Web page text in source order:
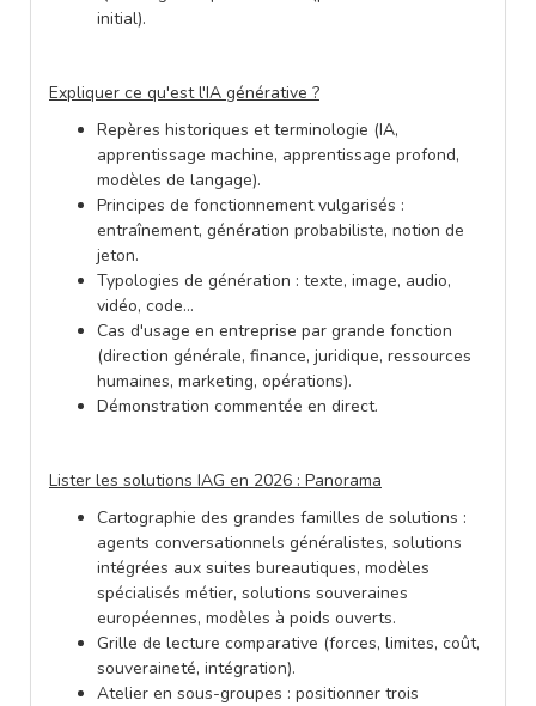
initial).
Expliquer ce qu'est l'IA générative ?
Repères historiques et terminologie (IA,
apprentissage machine, apprentissage profond,
modèles de langage).
Principes de fonctionnement vulgarisés :
entraînement, génération probabiliste, notion de
jeton.
Typologies de génération : texte, image, audio,
vidéo, code…
Cas d'usage en entreprise par grande fonction
(direction générale, finance, juridique, ressources
humaines, marketing, opérations).
Démonstration commentée en direct.
Lister les solutions IAG en 2026 : Panorama
Cartographie des grandes familles de solutions :
agents conversationnels généralistes, solutions
intégrées aux suites bureautiques, modèles
spécialisés métier, solutions souveraines
européennes, modèles à poids ouverts.
Grille de lecture comparative (forces, limites, coût,
souveraineté, intégration).
Atelier en sous-groupes : positionner trois